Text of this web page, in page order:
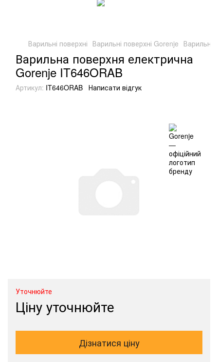
Варильні поверхні Варильні поверхні Gorenje Варильна
Варильна поверхня електрична
Gorenje IT646ORAB
Артикул: IT646ORAB Написати відгук
Уточнюйте
Ціну уточнюйте
Дізнатися ціну